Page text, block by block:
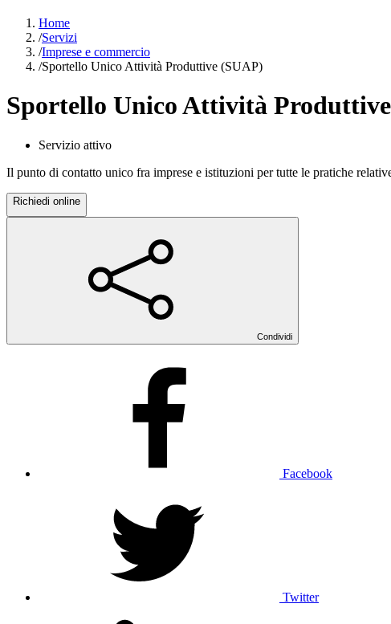
Home
/Servizi
/Imprese e commercio
/Sportello Unico Attività Produttive (SUAP)
Sportello Unico Attività
Servizio attivo
Il punto di contatto unico fra imprese e istituzioni per tutte le pratiche
Richiedi online
Condividi
Facebook
Twitter